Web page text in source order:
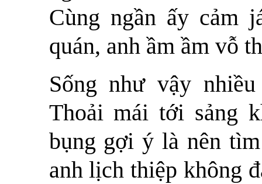
Cùng ngần ấy cảm
quán, anh ầm ầm vỗ
Sống như vậy
Thoải mái tới sảng
bụng gợi ý là nên
anh lịch thiệp không